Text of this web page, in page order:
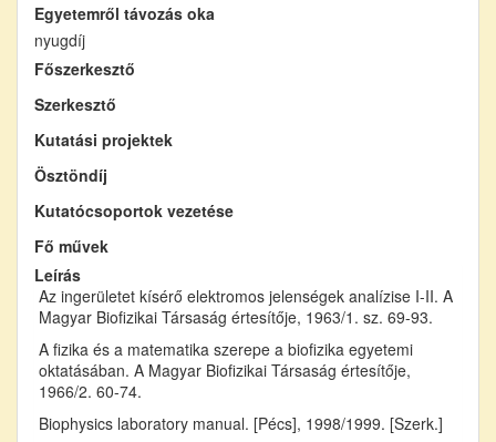
Egyetemről távozás oka
nyugdíj
Főszerkesztő
Szerkesztő
Kutatási projektek
Ösztöndíj
Kutatócsoportok vezetése
Fő művek
Leírás
Az ingerületet kísérő elektromos jelenségek analízise I-II. A
Magyar Biofizikai Társaság értesítője, 1963/1. sz. 69-93.
A fizika és a matematika szerepe a biofizika egyetemi
oktatásában. A Magyar Biofizikai Társaság értesítője,
1966/2. 60-74.
Biophysics laboratory manual. [Pécs], 1998/1999. [Szerk.]